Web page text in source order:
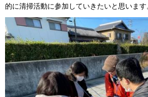
的に清掃活動に参加していきたいと思います